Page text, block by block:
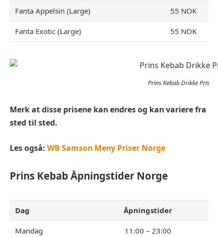
Fanta Appelsin (Large) 55 NOK
Fanta Exotic (Large) 55 NOK
Prins Kebab Drikke Pris
Merk at disse prisene kan endres og kan variere fra
sted til sted.
Les også: WB Samson Meny Priser Norge
Prins Kebab Åpningstider Norge
Dag Åpningstider
Mandag 11:00 – 23:00